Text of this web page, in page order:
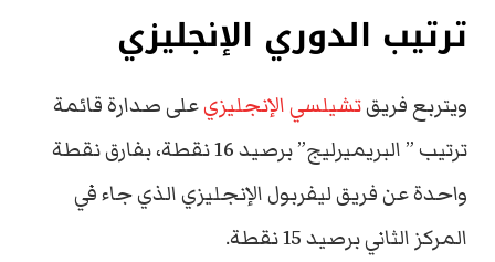
ترتيب الدوري الإنجليزي
ويتربع فريقتشيلسي الإنجليزيعلى صدارة قائمة
ترتيب ” البريميرليج” برصيد 16 نقطة، بفارق نقطة
واحدة عن فريق ليفربول الإنجليزي الذي جاء في
المركز الثاني برصيد 15 نقطة.